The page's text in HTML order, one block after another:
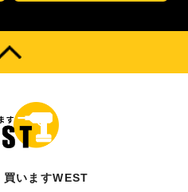
買いますWEST